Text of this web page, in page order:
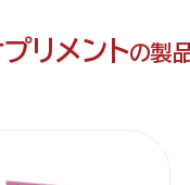
リメントの製